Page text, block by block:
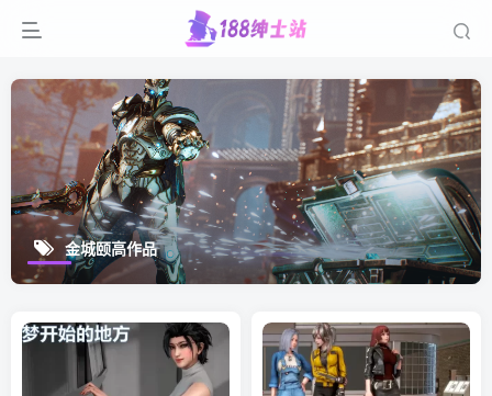
金城颐高作品